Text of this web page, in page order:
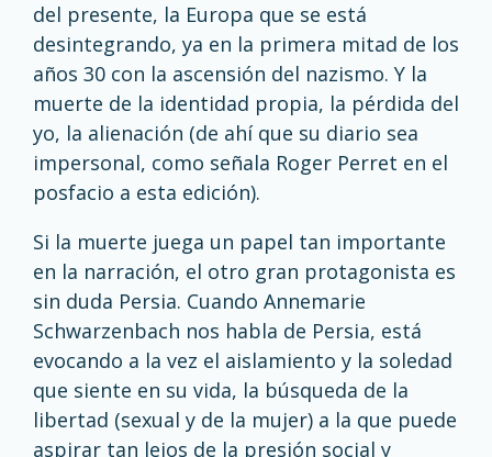
del presente, la Europa que se está
desintegrando, ya en la primera mitad de los
años 30 con la ascensión del nazismo. Y la
muerte de la identidad propia, la pérdida del
yo, la alienación (de ahí que su diario sea
impersonal, como señala Roger Perret en el
posfacio a esta edición).
Si la muerte juega un papel tan importante
en la narración, el otro gran protagonista es
sin duda Persia. Cuando Annemarie
Schwarzenbach nos habla de Persia, está
evocando a la vez el aislamiento y la soledad
que siente en su vida, la búsqueda de la
libertad (sexual y de la mujer) a la que puede
aspirar tan lejos de la presión social y